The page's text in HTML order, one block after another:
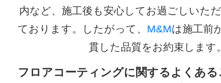
内など、施工後も安心してお過ごしいた
ております。したがって、 M&Mは施工前
貫した品質をお約束します
フロアコーティングに関するよくある